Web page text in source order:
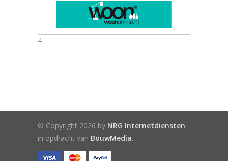
4
© Copyright 2026 by NRG Internetdiensten
in opdracht van BouwMedia.